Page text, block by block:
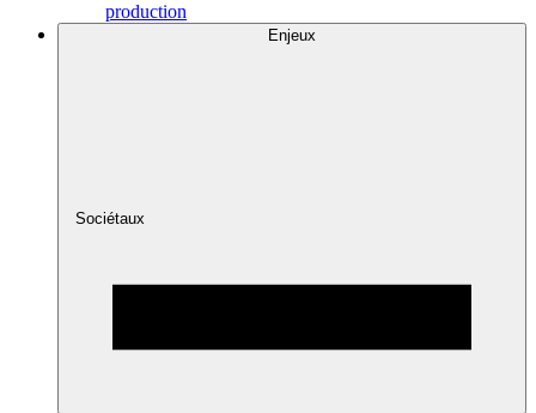
production
Enjeux
Sociétaux